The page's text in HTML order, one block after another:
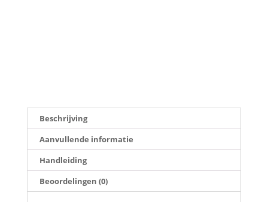
Beschrijving
Aanvullende informatie
Handleiding
Beoordelingen (0)